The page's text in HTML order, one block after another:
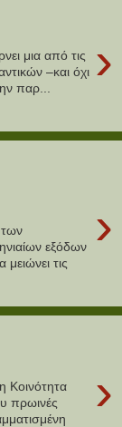
›
μια από τις
–και όχι
παρ...
›
εξόδων
τις
›
Κοινότητα
πρωινές